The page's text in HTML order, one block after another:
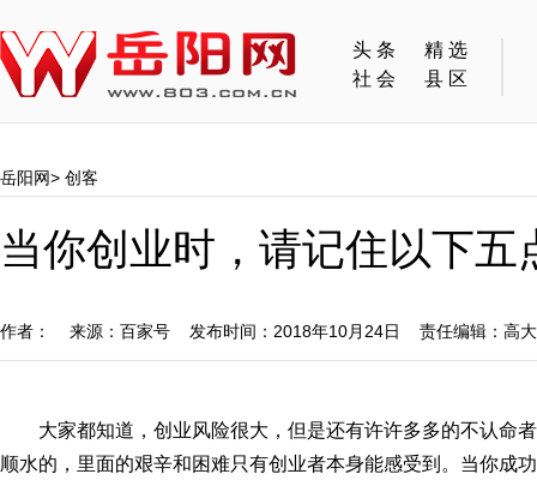
头条
精选
社会
县区
岳阳网> 创客
当你创业时，请记住以下
作者： 来源：百家号 发布时间：2018年10月24日 责任编辑：高
大家都知道，创业风险很大，但是还有许许多多的不认命
顺水的，里面的艰辛和困难只有创业者本身能感受到。当你成